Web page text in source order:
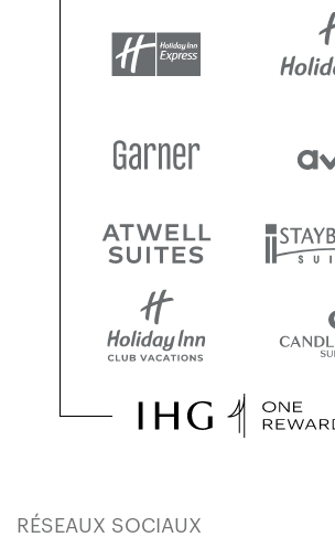
RÉSEAUX SOCIAUX